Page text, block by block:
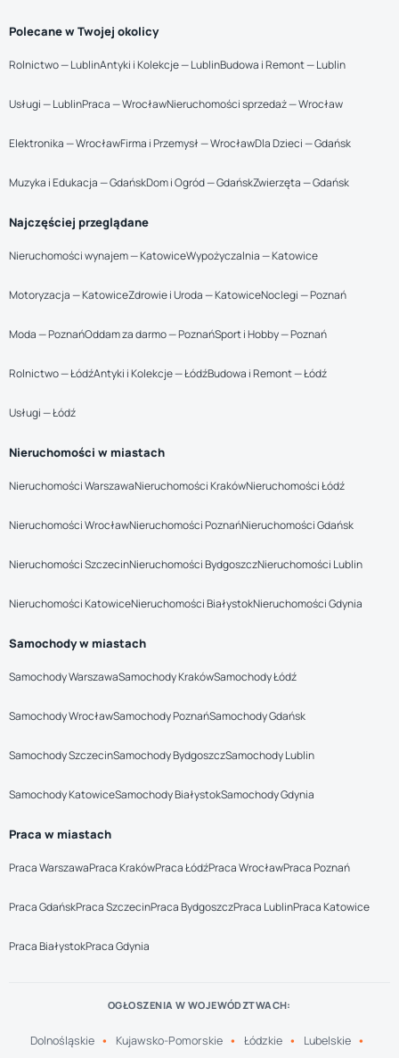
Polecane w Twojej okolicy
Rolnictwo — LublinAntyki i Kolekcje — LublinBudowa i Remont — Lublin
Usługi — LublinPraca — WrocławNieruchomości sprzedaż — Wrocław
Elektronika — WrocławFirma i Przemysł — WrocławDla Dzieci — Gdańsk
Muzyka i Edukacja — GdańskDom i Ogród — GdańskZwierzęta — Gdańsk
Najczęściej przeglądane
Nieruchomości wynajem — KatowiceWypożyczalnia — Katowice
Motoryzacja — KatowiceZdrowie i Uroda — KatowiceNoclegi — Poznań
Moda — PoznańOddam za darmo — PoznańSport i Hobby — Poznań
Rolnictwo — ŁódźAntyki i Kolekcje — ŁódźBudowa i Remont — Łódź
Usługi — Łódź
Nieruchomości w miastach
Nieruchomości WarszawaNieruchomości KrakówNieruchomości Łódź
Nieruchomości WrocławNieruchomości PoznańNieruchomości Gdańsk
Nieruchomości SzczecinNieruchomości BydgoszczNieruchomości Lublin
Nieruchomości KatowiceNieruchomości BiałystokNieruchomości Gdynia
Samochody w miastach
Samochody WarszawaSamochody KrakówSamochody Łódź
Samochody WrocławSamochody PoznańSamochody Gdańsk
Samochody SzczecinSamochody BydgoszczSamochody Lublin
Samochody KatowiceSamochody BiałystokSamochody Gdynia
Praca w miastach
Praca WarszawaPraca KrakówPraca ŁódźPraca WrocławPraca Poznań
Praca GdańskPraca SzczecinPraca BydgoszczPraca LublinPraca Katowice
Praca BiałystokPraca Gdynia
OGŁOSZENIA W WOJEWÓDZTWACH:
Dolnośląskie Kujawsko-Pomorskie Łódzkie Lubelskie